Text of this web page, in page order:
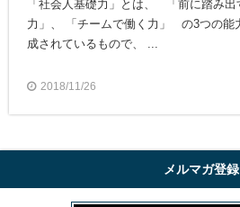
「社会人基礎力」とは、 「前に踏み出す力」、 「考え抜く
力」、 「チームで働く力」 の3つの能力（12の能力要素）から構
2018/11/26
メルマガ登録